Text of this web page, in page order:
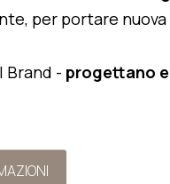
per portare
Brand - progettano